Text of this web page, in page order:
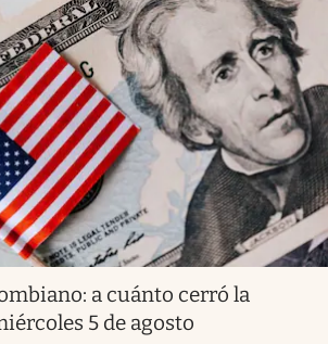
a cuánto cerró la
5 de agosto